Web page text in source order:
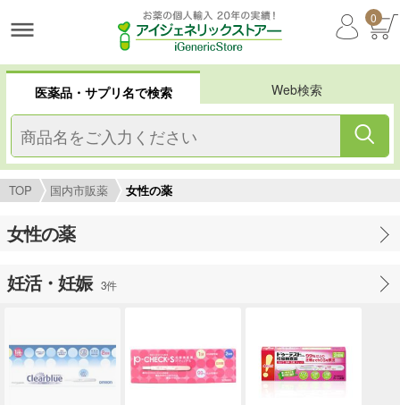
0
医薬品・サプリ名で検索 Web検索
TOP 国内市販薬 女性の薬
女性の薬
妊活・妊娠 3件